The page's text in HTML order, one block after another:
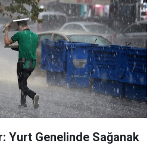
Yurt Genelinde Sağanak